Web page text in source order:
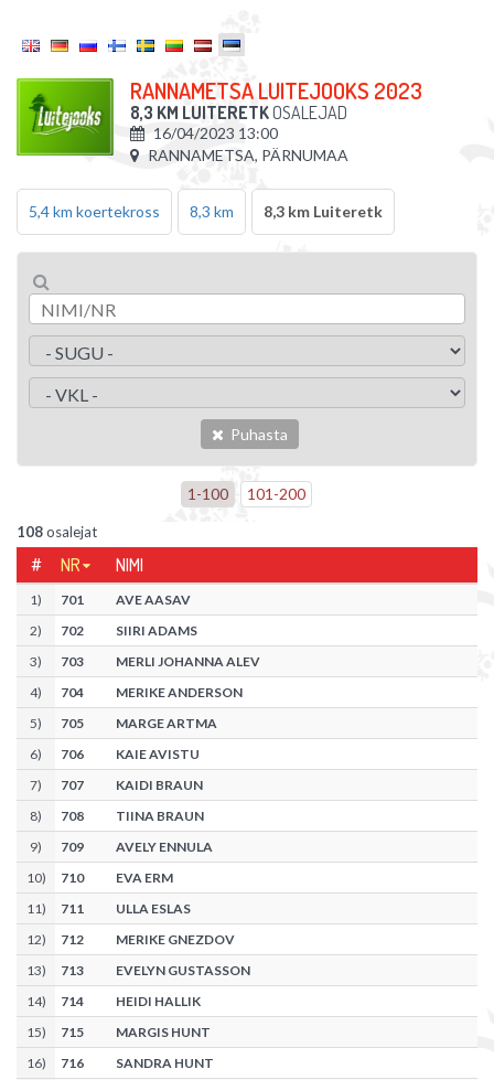
RANNAMETSA LUITEJOOKS 2023
8,3 KM LUITERETK OSALEJAD
16/04/2023 13:00
RANNAMETSA, PÄRNUMAA
5,4 km koertekross 8,3 km 8,3 km Luiteretk
Puhasta
1-100 101-200
108osalejat
# NR NIMI
1) 701
AVE AASAV
2) 702
SIIRI ADAMS
3) 703
MERLI JOHANNA ALEV
4) 704
MERIKE ANDERSON
5) 705
MARGE ARTMA
6) 706
KAIE AVISTU
7) 707
KAIDI BRAUN
8) 708
TIINA BRAUN
9) 709
AVELY ENNULA
10) 710
EVA ERM
11) 711
ULLA ESLAS
12) 712
MERIKE GNEZDOV
13) 713
EVELYN GUSTASSON
14) 714
HEIDI HALLIK
15) 715
MARGIS HUNT
16) 716
SANDRA HUNT